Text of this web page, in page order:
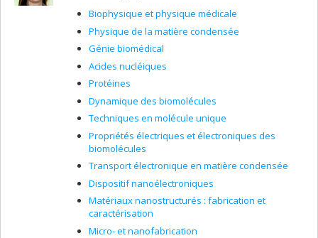
Biophysique et physique médicale
Physique de la matière condensée
Génie biomédical
Acides nucléiques
Protéines
Dynamique des biomolécules
Techniques en molécule unique
Propriétés électriques et électroniques des
biomolécules
Transport électronique en matière condensée
Dispositif nanoélectroniques
Matériaux nanostructurés : fabrication et
caractérisation
Micro- et nanofabrication